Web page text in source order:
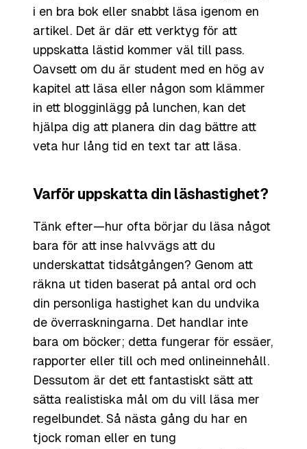
i en bra bok eller snabbt läsa igenom en
artikel. Det är där ett verktyg för att
uppskatta lästid kommer väl till pass.
Oavsett om du är student med en hög av
kapitel att läsa eller någon som klämmer
in ett blogginlägg på lunchen, kan det
hjälpa dig att planera din dag bättre att
veta hur lång tid en text tar att läsa.
Varför uppskatta din läshastighet?
Tänk efter—hur ofta börjar du läsa något
bara för att inse halvvägs att du
underskattat tidsåtgången? Genom att
räkna ut tiden baserat på antal ord och
din personliga hastighet kan du undvika
de överraskningarna. Det handlar inte
bara om böcker; detta fungerar för essäer,
rapporter eller till och med onlineinnehåll.
Dessutom är det ett fantastiskt sätt att
sätta realistiska mål om du vill läsa mer
regelbundet. Så nästa gång du har en
tjock roman eller en tung